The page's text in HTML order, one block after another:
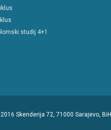
studij 4+1
Skenderija 72, 71000 Sarajevo, BiH